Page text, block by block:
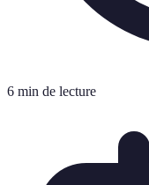
6 min de lecture